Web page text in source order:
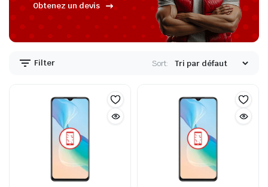
Obtenez un devis
Filter Sort: